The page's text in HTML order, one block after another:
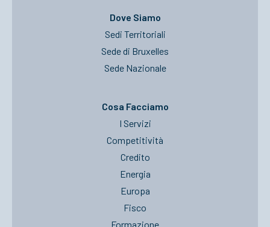
Dove Siamo
Sedi Territoriali
Sede di Bruxelles
Sede Nazionale
Cosa Facciamo
I Servizi
Competitività
Credito
Energia
Europa
Fisco
Formazione